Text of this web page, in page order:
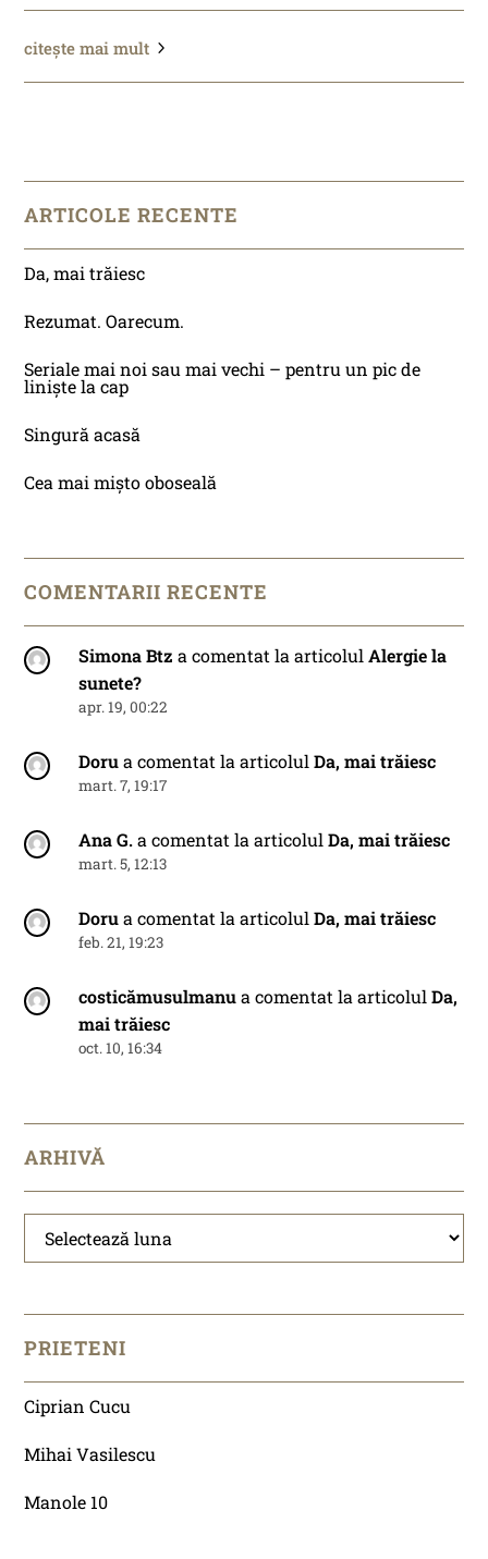
citește mai mult
ARTICOLE RECENTE
Da, mai trăiesc
Rezumat. Oarecum.
Seriale mai noi sau mai vechi – pentru un pic de
liniște la cap
Singură acasă
Cea mai mișto oboseală
COMENTARII RECENTE
Simona Btz a comentat la articolulAlergie la
sunete?
apr. 19, 00:22
Dorua comentat la articolulDa, mai trăiesc
mart. 7, 19:17
Ana G.a comentat la articolulDa, mai trăiesc
mart. 5, 12:13
Dorua comentat la articolulDa, mai trăiesc
feb. 21, 19:23
costicămusulmanua comentat la articolulDa,
mai trăiesc
oct. 10, 16:34
ARHIVĂ
Arhivă
PRIETENI
Ciprian Cucu
Mihai Vasilescu
Manole 10